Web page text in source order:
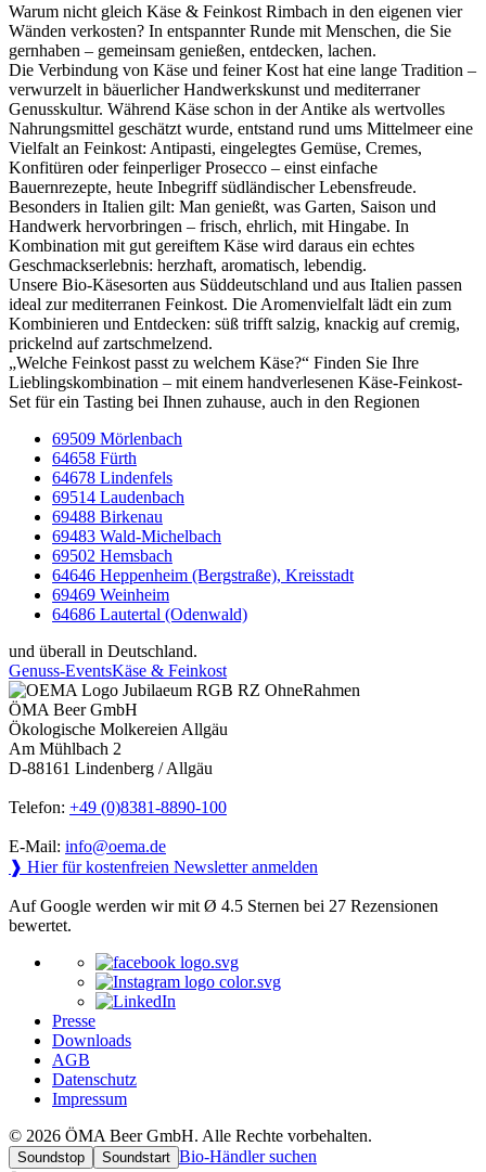
Warum nicht gleich Käse & Feinkost Rimbach in den eigenen vier
Wänden verkosten? In entspannter Runde mit Menschen, die Sie
gernhaben – gemeinsam genießen, entdecken, lachen.
Die Verbindung von Käse und feiner Kost hat eine lange Tradition –
verwurzelt in bäuerlicher Handwerkskunst und mediterraner
Genusskultur. Während Käse schon in der Antike als wertvolles
Nahrungsmittel geschätzt wurde, entstand rund ums Mittelmeer eine
Vielfalt an Feinkost: Antipasti, eingelegtes Gemüse, Cremes,
Konfitüren oder feinperliger Prosecco – einst einfache
Bauernrezepte, heute Inbegriff südländischer Lebensfreude.
Besonders in Italien gilt: Man genießt, was Garten, Saison und
Handwerk hervorbringen – frisch, ehrlich, mit Hingabe. In
Kombination mit gut gereiftem Käse wird daraus ein echtes
Geschmackserlebnis: herzhaft, aromatisch, lebendig.
Unsere Bio-Käsesorten aus Süddeutschland und aus Italien passen
ideal zur mediterranen Feinkost. Die Aromenvielfalt lädt ein zum
Kombinieren und Entdecken: süß trifft salzig, knackig auf cremig,
prickelnd auf zartschmelzend.
„Welche Feinkost passt zu welchem Käse?“ Finden Sie Ihre
Lieblingskombination – mit einem handverlesenen Käse-Feinkost-
Set für ein Tasting bei Ihnen zuhause, auch in den Regionen
69509 Mörlenbach
64658 Fürth
64678 Lindenfels
69514 Laudenbach
69488 Birkenau
69483 Wald-Michelbach
69502 Hemsbach
64646 Heppenheim (Bergstraße), Kreisstadt
69469 Weinheim
64686 Lautertal (Odenwald)
und überall in Deutschland.
Genuss-EventsKäse & Feinkost
ÖMA Beer GmbH
Ökologische Molkereien Allgäu
Am Mühlbach 2
D-88161 Lindenberg / Allgäu
Telefon: +49 (0)8381-8890-100
E-Mail: info@oema.de
❱ Hier für kostenfreien Newsletter anmelden
Auf Google werden wir mit Ø 4.5 Sternen bei 27 Rezensionen
bewertet.
Presse
Downloads
AGB
Datenschutz
Impressum
© 2026 ÖMA Beer GmbH. Alle Rechte vorbehalten.
Soundstop Soundstart Bio-Händler suchen